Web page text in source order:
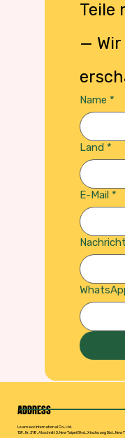
Teile
—
Name *
Land *
E-Mail *
Nachricht
ADDRESS
Leamaxx International Co., Ltd.
15F., Nr. 218, Abschnitt 3, New Taipei Blvd., Xinzhuang Dist., New